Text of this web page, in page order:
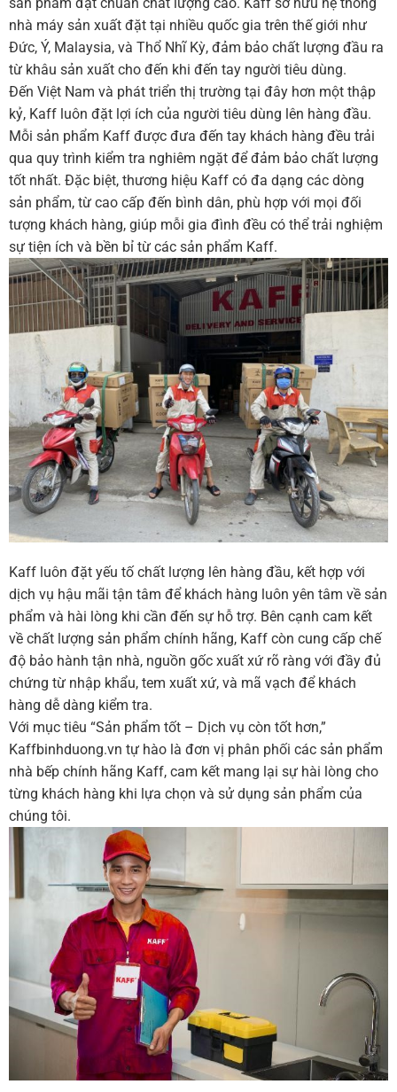
nhà máy sản xuất đặt tại nhiều quốc gia trên thế giới như
Đức, Ý, Malaysia, và Thổ Nhĩ Kỳ, đảm bảo chất lượng đầu ra
từ khâu sản xuất cho đến khi đến tay người tiêu dùng.
Đến Việt Nam và phát triển thị trường tại đây hơn một thập
kỷ, Kaff luôn đặt lợi ích của người tiêu dùng lên hàng đầu.
Mỗi sản phẩm Kaff được đưa đến tay khách hàng đều trải
qua quy trình kiểm tra nghiêm ngặt để đảm bảo chất lượng
tốt nhất. Đặc biệt, thương hiệu Kaff có đa dạng các dòng
sản phẩm, từ cao cấp đến bình dân, phù hợp với mọi đối
tượng khách hàng, giúp mỗi gia đình đều có thể trải nghiệm
sự tiện ích và bền bỉ từ các sản phẩm Kaff.
Kaff luôn đặt yếu tố chất lượng lên hàng đầu, kết hợp với
dịch vụ hậu mãi tận tâm để khách hàng luôn yên tâm về sản
phẩm và hài lòng khi cần đến sự hỗ trợ. Bên cạnh cam kết
về chất lượng sản phẩm chính hãng, Kaff còn cung cấp chế
độ bảo hành tận nhà, nguồn gốc xuất xứ rõ ràng với đầy đủ
chứng từ nhập khẩu, tem xuất xứ, và mã vạch để khách
hàng dễ dàng kiểm tra.
Với mục tiêu “Sản phẩm tốt – Dịch vụ còn tốt hơn,”
Kaffbinhduong.vn tự hào là đơn vị phân phối các sản phẩm
nhà bếp chính hãng Kaff, cam kết mang lại sự hài lòng cho
từng khách hàng khi lựa chọn và sử dụng sản phẩm của
chúng tôi.